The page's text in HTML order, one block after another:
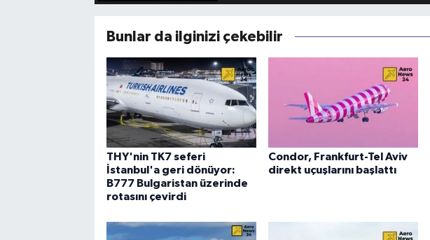
Bunlar da ilginizi çekebilir
THY'nin TK7 seferi
İstanbul'a geri dönüyor:
B777 Bulgaristan üzerinde
rotasını çevirdi
Condor, Frankfurt-Tel Aviv
direkt uçuşlarını başlattı